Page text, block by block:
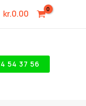
kr.0.00
54 37 56